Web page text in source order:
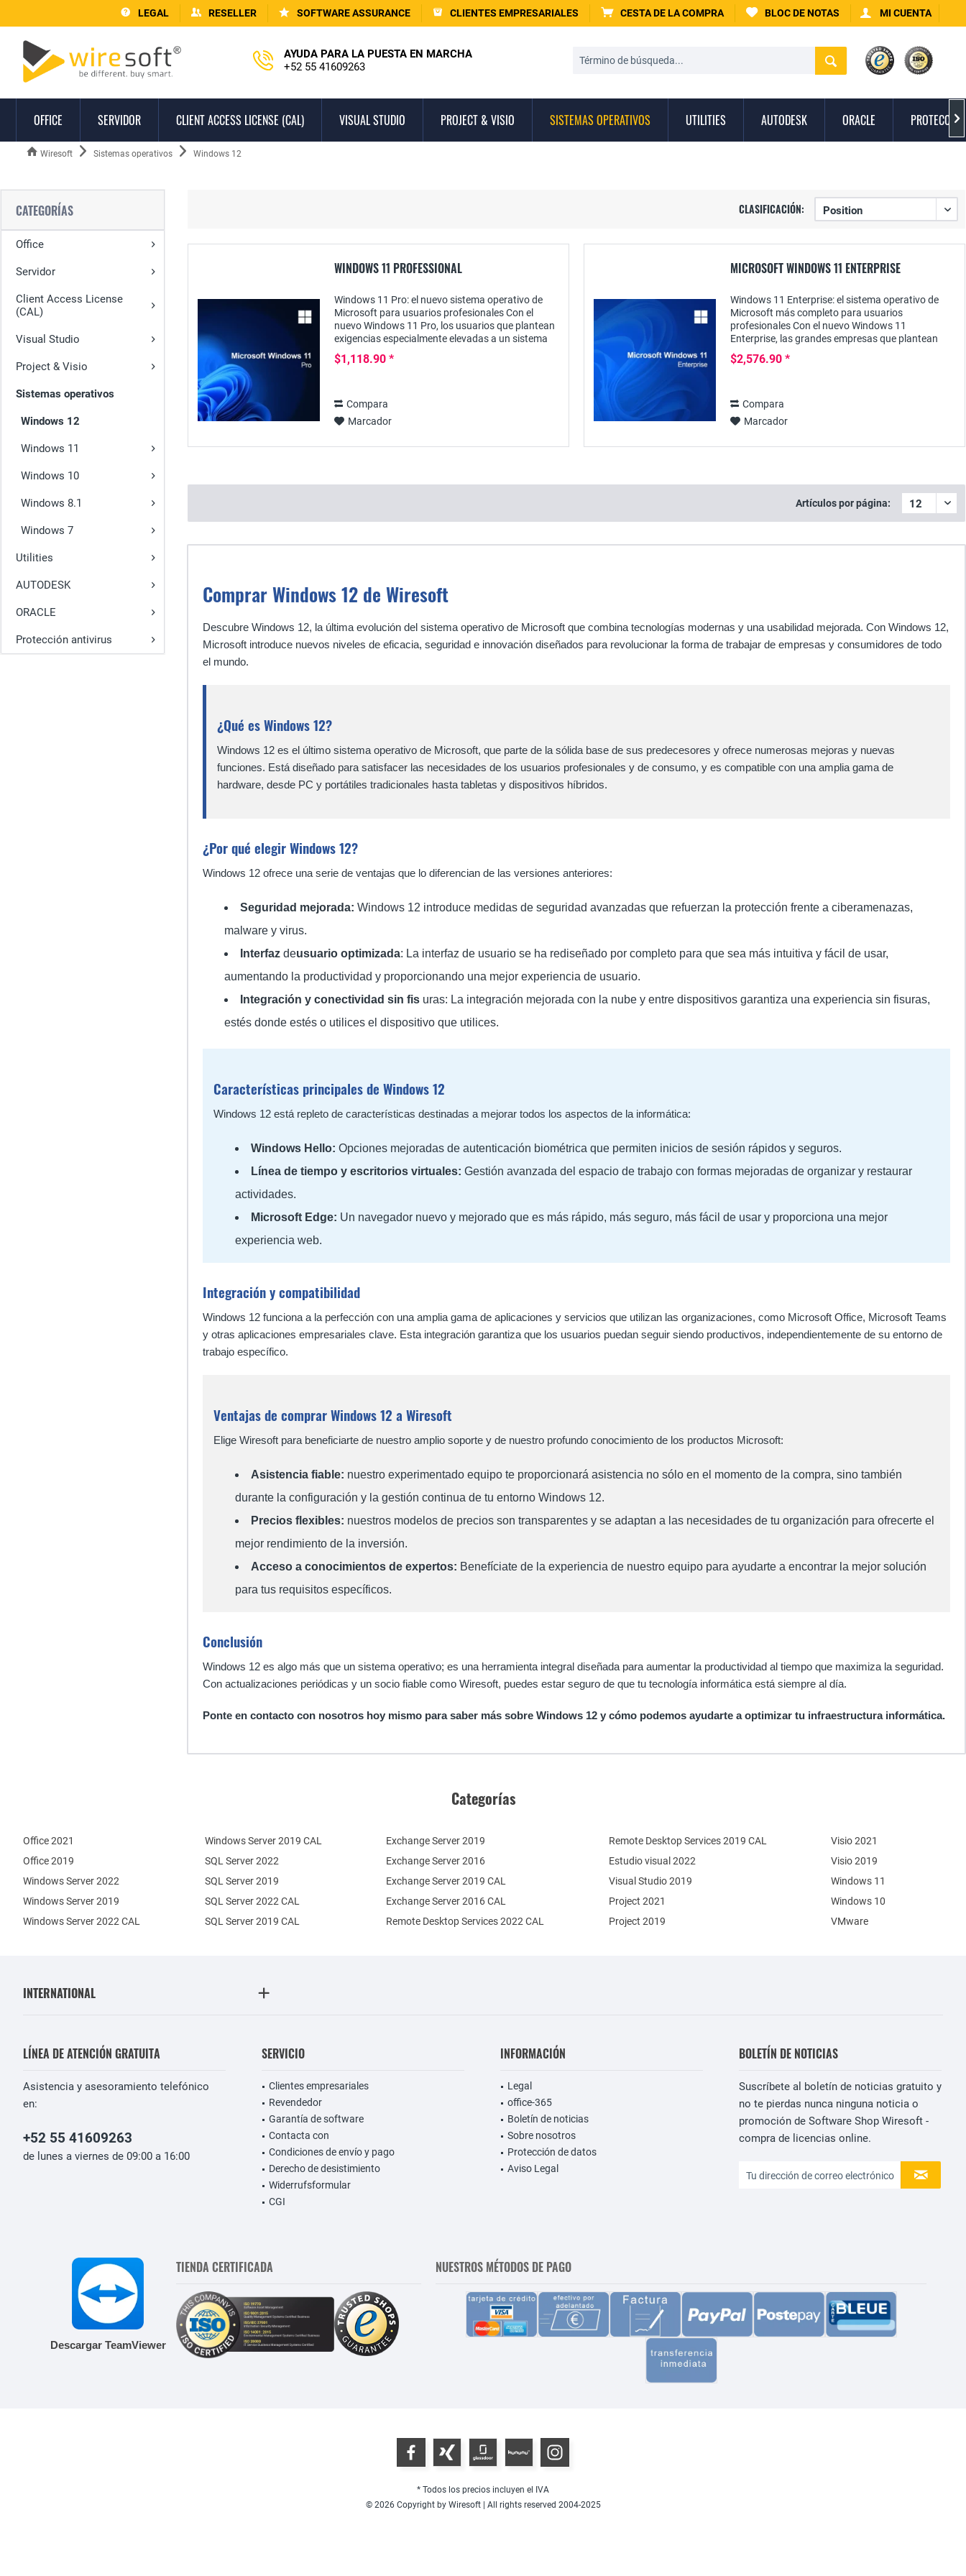
LEGAL RESELLER SOFTWARE ASSURANCE CLIENTES EMPRESARIALES CESTA DE LA COMPRA BLOC DE NOTAS MI CUENTA
AYUDA PARA LA PUESTA EN MARCHA
+52 55 41609263
OFFICE SERVIDOR CLIENT ACCESS LICENSE (CAL) VISUAL STUDIO PROJECT & VISIO SISTEMAS OPERATIVOS UTILITIES AUTODESK ORACLE 
Wiresoft Sistemas operativos Windows 12
CATEGORÍAS
Office
Servidor
Client Access License
(CAL)
Visual Studio
Project & Visio
Sistemas operativos
Windows 12
Windows 11
Windows 10
Windows 8.1
Windows 7
Utilities
AUTODESK
ORACLE
Protección antivirus
CLASIFICACIÓN:
WINDOWS 11 PROFESSIONAL
Windows 11 Pro: el nuevo sistema operativo de
Microsoft para usuarios profesionales Con el
nuevo Windows 11 Pro, los usuarios que plantean
exigencias especialmente elevadas a un sistema
operativo disponen de multitud de funciones y...
$1,118.90 *
Compara
Marcador
MICROSOFT WINDOWS 11 ENTERPRISE
Windows 11 Enterprise: el sistema operativo de
Microsoft más completo para usuarios
profesionales Con el nuevo Windows 11
Enterprise, las grandes empresas que plantean
exigencias especialmente altas a la seguridad de
un sistema operativo...
$2,576.90 *
Compara
Marcador
Artículos por página:
Comprar Windows 12 de Wiresoft
Descubre Windows 12, la última evolución del sistema operativo de Microsoft que combina tecnologías modernas y una usabilidad mejorada. Con Windows 12,
Microsoft introduce nuevos niveles de eficacia, seguridad e innovación diseñados para revolucionar la forma de trabajar de empresas y consumidores de todo
el mundo.
¿Qué es Windows 12?
Windows 12 es el último sistema operativo de Microsoft, que parte de la sólida base de sus predecesores y ofrece numerosas mejoras y nuevas
funciones. Está diseñado para satisfacer las necesidades de los usuarios profesionales y de consumo, y es compatible con una amplia gama de
hardware, desde PC y portátiles tradicionales hasta tabletas y dispositivos híbridos.
¿Por qué elegir Windows 12?
Windows 12 ofrece una serie de ventajas que lo diferencian de las versiones anteriores:
Seguridad mejorada: Windows 12 introduce medidas de seguridad avanzadas que refuerzan la protección frente a ciberamenazas,
malware y virus.
Interfaz deusuario optimizada: La interfaz de usuario se ha rediseñado por completo para que sea más intuitiva y fácil de usar,
aumentando la productividad y proporcionando una mejor experiencia de usuario.
Integración y conectividad sin fis uras: La integración mejorada con la nube y entre dispositivos garantiza una experiencia sin fisuras,
estés donde estés o utilices el dispositivo que utilices.
Características principales de Windows 12
Windows 12 está repleto de características destinadas a mejorar todos los aspectos de la informática:
Windows Hello: Opciones mejoradas de autenticación biométrica que permiten inicios de sesión rápidos y seguros.
Línea de tiempo y escritorios virtuales: Gestión avanzada del espacio de trabajo con formas mejoradas de organizar y restaurar
actividades.
Microsoft Edge: Un navegador nuevo y mejorado que es más rápido, más seguro, más fácil de usar y proporciona una mejor
experiencia web.
Integración y compatibilidad
Windows 12 funciona a la perfección con una amplia gama de aplicaciones y servicios que utilizan las organizaciones, como Microsoft Office, Microsoft Teams
y otras aplicaciones empresariales clave. Esta integración garantiza que los usuarios puedan seguir siendo productivos, independientemente de su entorno de
trabajo específico.
Ventajas de comprar Windows 12 a Wiresoft
Elige Wiresoft para beneficiarte de nuestro amplio soporte y de nuestro profundo conocimiento de los productos Microsoft:
Asistencia fiable: nuestro experimentado equipo te proporcionará asistencia no sólo en el momento de la compra, sino también
durante la configuración y la gestión continua de tu entorno Windows 12.
Precios flexibles: nuestros modelos de precios son transparentes y se adaptan a las necesidades de tu organización para ofrecerte el
mejor rendimiento de la inversión.
Acceso a conocimientos de expertos: Benefíciate de la experiencia de nuestro equipo para ayudarte a encontrar la mejor solución
para tus requisitos específicos.
Conclusión
Windows 12 es algo más que un sistema operativo; es una herramienta integral diseñada para aumentar la productividad al tiempo que maximiza la seguridad.
Con actualizaciones periódicas y un socio fiable como Wiresoft, puedes estar seguro de que tu tecnología informática está siempre al día.
Ponte en contacto con nosotros hoy mismo para saber más sobre Windows 12 y cómo podemos ayudarte a optimizar tu infraestructura informática.
Categorías
Office 2021
Office 2019
Windows Server 2022
Windows Server 2019
Exchange Server 2019
Exchange Server 2016
SQL Server 2022
SQL Server 2019
Windows Server 2022 CAL
Windows Server 2019 CAL
SQL Server 2022 CAL
SQL Server 2019 CAL
Remote Desktop Services 2022 CAL
Remote Desktop Services 2019 CAL
Exchange Server 2019 CAL
Exchange Server 2016 CAL
Estudio visual 2022
Visual Studio 2019
Project 2021
Project 2019
Visio 2021
Visio 2019
Windows 11
Windows 10
VMware
INTERNATIONAL
LÍNEA DE ATENCIÓN GRATUITA
Asistencia y asesoramiento telefónico
en:
+52 55 41609263
de lunes a viernes de 09:00 a 16:00
SERVICIO
Clientes empresariales
Revendedor
Garantía de software
Contacta con
Condiciones de envío y pago
Derecho de desistimiento
Widerrufsformular
CGI
INFORMACIÓN
Legal
office-365
Boletín de noticias
Sobre nosotros
Protección de datos
Aviso Legal
BOLETÍN DE NOTICIAS
Suscríbete al boletín de noticias gratuito y
no te pierdas nunca ninguna noticia o
promoción de Software Shop Wiresoft -
compra de licencias online.
Descargar TeamViewer
TIENDA CERTIFICADA NUESTROS MÉTODOS DE PAGO
* Todos los precios incluyen el IVA
© 2026 Copyright by Wiresoft | All rights reserved 2004-2025